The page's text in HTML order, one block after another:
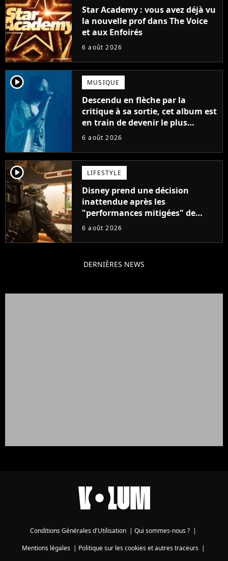
Star Academy : vous avez déjà vu
la nouvelle prof dans The Voice
et aux Enfoirés
6 août 2026
player2 MUSIQUE
Descendu en flèche par la
critique à sa sortie, cet album est
en train de devenir le plus
populaire de son auteur
6 août 2026
player2 LIFESTYLE
Disney prend une décision
inattendue après les
"performances mitigées" de
Vaiana et The Mandalorian &
6 août 2026
DERNIÈRES NEWS
Conditions Générales d'Utilisation | Qui sommes-nous ? |
Mentions légales| Politique sur les cookies et autres traceurs|